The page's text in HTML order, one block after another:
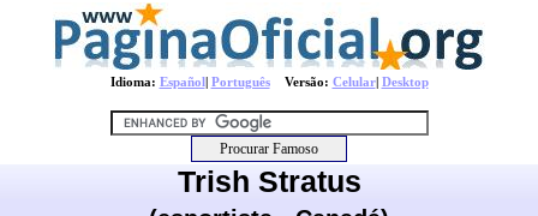
Idioma: Español| PortuguêsVersão: Celular| Desktop
Trish Stratus